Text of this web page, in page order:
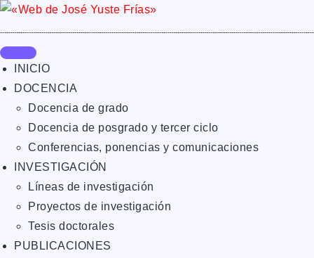
INICIO
DOCENCIA
Docencia de grado
Docencia de posgrado y tercer ciclo
Conferencias, ponencias y comunicaciones
INVESTIGACIÓN
Líneas de investigación
Proyectos de investigación
Tesis doctorales
PUBLICACIONES